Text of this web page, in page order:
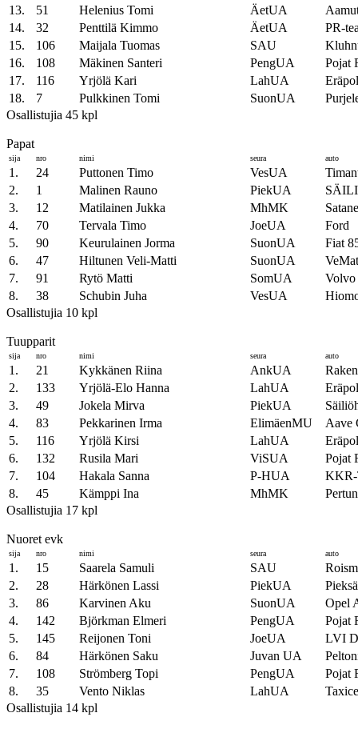
13.
51 Helenius Tomi ÄetUA
14.
32 Penttilä Kimmo ÄetUA
PR-
15.
106 Maijala Tuomas SAU
16.
108 Mäkinen Santeri PengUA
Pojat
17.
116 Yrjölä Kari LahUA
18.
7 Pulkkinen Tomi SuonUA
Osallistujia 45 kpl
Papat
sija nro nimi seura auto
1. 24 Puttonen Timo VesUA
2.
1 Malinen Rauno PiekUA
3.
12 Matilainen Jukka MhMK
4.
70 Tervala Timo JoeUA
Ford
5.
90 Keurulainen Jorma SuonUA
Fiat
6.
47 Hiltunen Veli-Matti SuonUA
7.
91 Rytö Matti SomUA
Volvo
8.
38 Schubin Juha VesUA
Osallistujia 10 kpl
Tuupparit
sija nro nimi seura auto
1. 21 Kykkänen Riina AnkUA
2.
133 Yrjölä-Elo Hanna LahUA
3.
49 Jokela Mirva PiekUA
4.
83 Pekkarinen Irma ElimäenMU
Aave
5.
116 Yrjölä Kirsi LahUA
6.
132 Rusila Mari ViSUA
Pojat
7.
104 Hakala Sanna P-HUA
KKR-
8.
45 Kämppi Ina MhMK
Osallistujia 17 kpl
Nuoret evk
sija nro nimi seura auto
1. 15 Saarela Samuli SAU
2.
28 Härkönen Lassi PiekUA
3.
86 Karvinen Aku SuonUA
Opel
4.
142 Björkman Elmeri PengUA
Pojat
5.
145 Reijonen Toni JoeUA
LVI
6.
84 Härkönen Saku Juvan UA
7.
108 Strömberg Topi PengUA
Pojat
8.
35 Vento Niklas LahUA
Osallistujia 14 kpl